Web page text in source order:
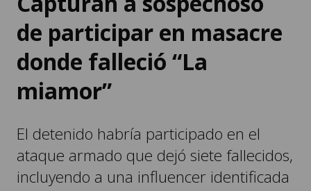
de participar en masacre
donde falleció “La
miamor”
El detenido habría participado en el
ataque armado que dejó siete fallecidos,
incluyendo a una influencer identificada